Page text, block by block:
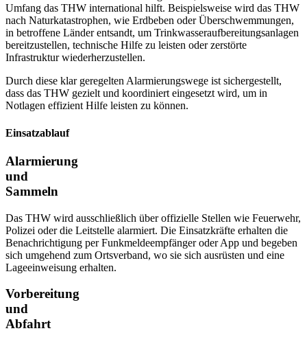
Umfang das THW international hilft. Beispielsweise wird das THW
nach Naturkatastrophen, wie Erdbeben oder Überschwemmungen,
in betroffene Länder entsandt, um Trinkwasseraufbereitungsanlagen
bereitzustellen, technische Hilfe zu leisten oder zerstörte
Infrastruktur wiederherzustellen.
Durch diese klar geregelten Alarmierungswege ist sichergestellt,
dass das THW gezielt und koordiniert eingesetzt wird, um in
Notlagen effizient Hilfe leisten zu können.
Einsatzablauf
Alarmierung
und
Sammeln
Das THW wird ausschließlich über offizielle Stellen wie Feuerwehr,
Polizei oder die Leitstelle alarmiert. Die Einsatzkräfte erhalten die
Benachrichtigung per Funkmeldeempfänger oder App und begeben
sich umgehend zum Ortsverband, wo sie sich ausrüsten und eine
Lageeinweisung erhalten.
Vorbereitung
und
Abfahrt